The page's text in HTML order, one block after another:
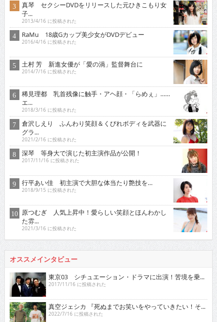
真琴 セクシーDVDをリリースした元ひきこもり女
子...
2013/4/16 に投稿された
RaMu 18歳Gカップ美少女がDVDデビュー
2016/4/16 に投稿された
土村 芳 新進女優が「愛の渦」監督舞台に
2014/7/16 に投稿された
稀見理都 乳首残像に触手・アヘ顔・「らめぇ」……
エ...
2018/3/16 に投稿された
倉沢しえり ふんわり笑顔＆くびれボディを武器に
グラ...
2021/2/16 に投稿された
深琴 等身大で演じた初主演作品が公開！
2017/11/16 に投稿された
行平あい佳 初主演で大胆な体当たり艶技を…
2018/9/15 に投稿された
原つむぎ 人気上昇中！愛らしい笑顔とほんわかし
た雰...
2021/3/16 に投稿された
オススメインタビュー
東京03 シチュエーション・ドラマに出演！苦境を乗...
2017/11/16 に投稿された
真空ジェシカ 『死ぬまでお笑いをやっていきたい！そ...
2022/7/16 に投稿された